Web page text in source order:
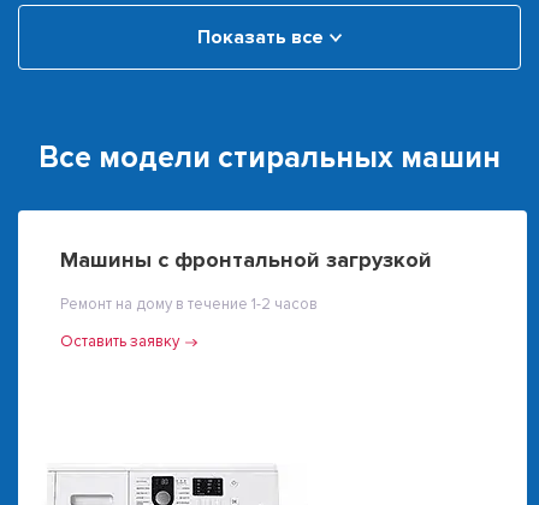
Показать все
Все модели стиральных машин
Машины с фронтальной загрузкой
Ремонт на дому в течение 1-2 часов
Оставить заявку